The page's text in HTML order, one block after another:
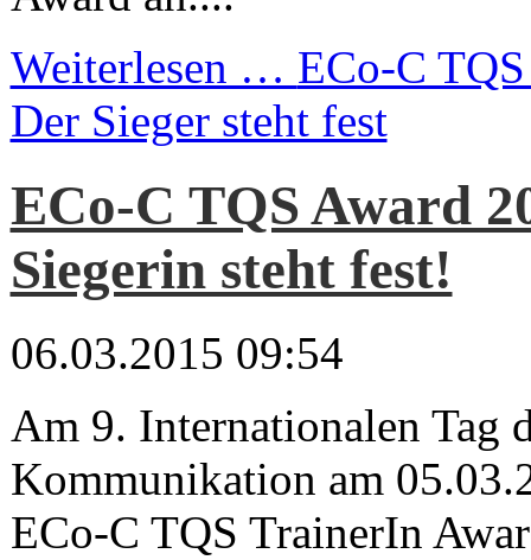
Weiterlesen … ECo-C
Der Sieger steht fest
ECo-C TQS Award
Siegerin steht fest!
06.03.2015 09:54
Am 9. Internationalen Tag
Kommunikation am
ECo-C TQS TrainerIn